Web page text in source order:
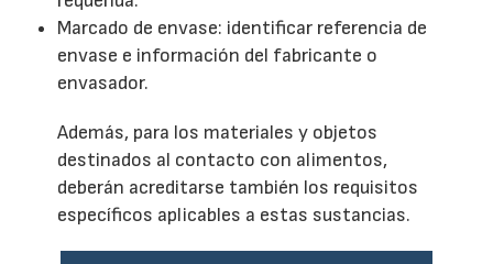
Marcado de envase: identificar referencia de
envase e información del fabricante o
envasador.
Además, para los materiales y objetos
destinados al contacto con alimentos,
deberán acreditarse también los requisitos
específicos aplicables a estas sustancias.